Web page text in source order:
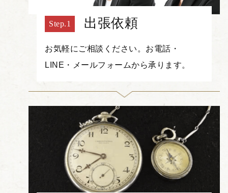
出張依頼
お気軽にご相談ください。お電話・
LINE・メールフォームから承ります。